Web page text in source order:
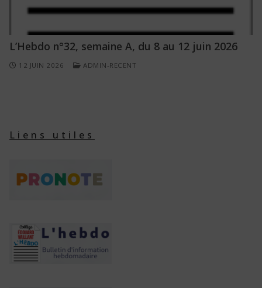
L’Hebdo n°32, semaine A, du 8 au 12 juin 2026
12 JUIN 2026 ADMIN-RECENT
Liens utiles